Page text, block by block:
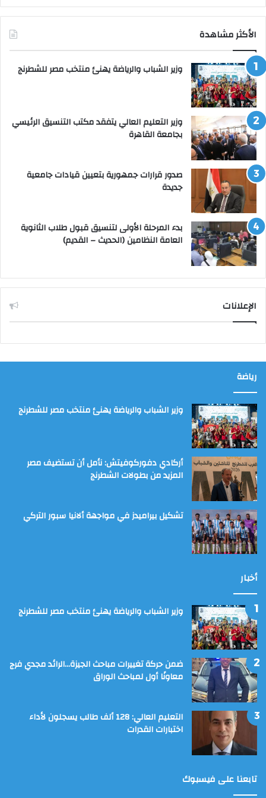
الأكثر مشاهدة
وزير الشباب والرياضة يهنئ منتخب مصر للشطرنج
وزير التعليم العالي يتفقد مكتب التنسيق الرئيسي
بجامعة القاهرة
صدور قرارات جمهورية بتعيين قيادات جامعية
جديدة
بدء المرحلة الأولى لتنسيق قبول طلاب الثانوية
العامة النظامين (الحديث – القديم)
الإعلانات
رياضة
وزير الشباب والرياضة يهنئ منتخب مصر للشطرنج
أركادي دفوركوفيتش: نأمل أن تستضيف مصر
المزيد من بطولات الشطرنج
تشكيل بيراميدز في مواجهة ألانيا سبور التركي
أخبار
وزير الشباب والرياضة يهنئ منتخب مصر للشطرنج
ضمن حركة تغييرات مباحث الجيزة…الرائد مجدي فرج
معاونًا أول لمباحث الوراق
التعليم العالي: 128 ألف طالب يسجلون لأداء
اختبارات القدرات
تابعنا على فيسبوك